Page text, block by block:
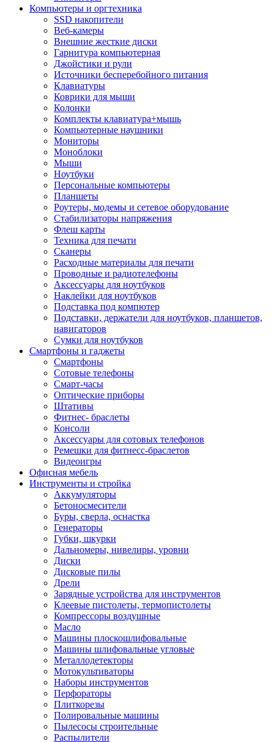
Компьютеры и оргтехника
SSD накопители
Веб-камеры
Внешние жесткие диски
Гарнитура компьютерная
Джойстики и рули
Источники бесперебойного питания
Клавиатуры
Коврики для мыши
Колонки
Комплекты клавиатура+мышь
Компьютерные наушники
Мониторы
Моноблоки
Мыши
Ноутбуки
Персональные компьютеры
Планшеты
Роутеры, модемы и сетевое оборудование
Стабилизаторы напряжения
Флеш карты
Техника для печати
Сканеры
Расходные материалы для печати
Проводные и радиотелефоны
Аксессуары для ноутбуков
Наклейки для ноутбуков
Подставка под компютер
Подставки, держатели для ноутбуков, планшетов,
навигаторов
Сумки для ноутбуков
Смартфоны и гаджеты
Смартфоны
Сотовые телефоны
Смарт-часы
Оптические приборы
Штативы
Фитнес- браслеты
Консоли
Аксессуары для сотовых телефонов
Ремешки для фитнесс-браслетов
Видеоигры
Офисная мебель
Инструменты и стройка
Аккумуляторы
Бетоносмесители
Буры, сверла, оснастка
Генераторы
Губки, шкурки
Дальномеры, нивелиры, уровни
Диски
Дисковые пилы
Дрели
Зарядные устройства для инструментов
Клеевые пистолеты, термопистолеты
Компрессоры воздушные
Масло
Машины плоскошлифовальные
Машины шлифовальные угловые
Металлодетекторы
Мотокультиваторы
Наборы инструментов
Перфораторы
Плиткорезы
Полировальные машины
Пылесосы строительные
Распылители